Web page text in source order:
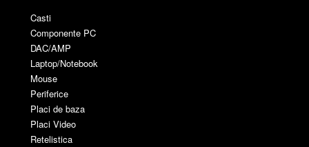
Casti
Componente PC
DAC/AMP
Laptop/Notebook
Mouse
Periferice
Placi de baza
Placi Video
Retelistica